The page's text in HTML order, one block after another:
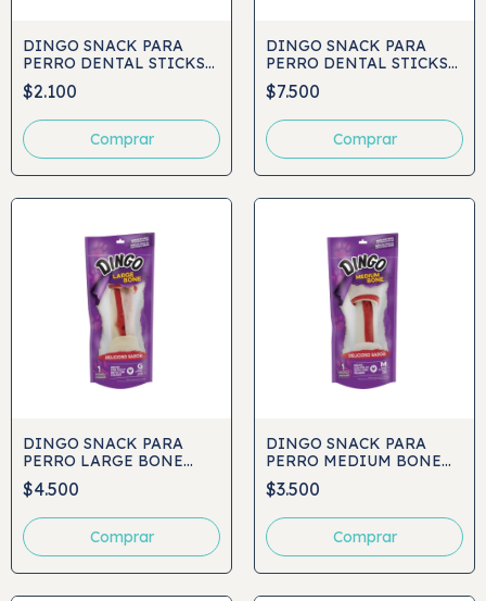
DINGO SNACK PARA
PERRO DENTAL STICKS
10UND
$2.100
DINGO SNACK PARA
PERRO DENTAL STICKS
48UND
$7.500
DINGO SNACK PARA
PERRO LARGE BONE
1UND
$4.500
DINGO SNACK PARA
PERRO MEDIUM BONE
1UND
$3.500